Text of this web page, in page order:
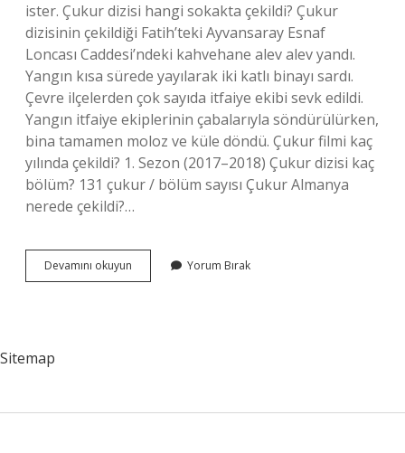
ister. Çukur dizisi hangi sokakta çekildi? Çukur
dizisinin çekildiği Fatih’teki Ayvansaray Esnaf
Loncası Caddesi’ndeki kahvehane alev alev yandı.
Yangın kısa sürede yayılarak iki katlı binayı sardı.
Çevre ilçelerden çok sayıda itfaiye ekibi sevk edildi.
Yangın itfaiye ekiplerinin çabalarıyla söndürülürken,
bina tamamen moloz ve küle döndü. Çukur filmi kaç
yılında çekildi? 1. Sezon (2017–2018) Çukur dizisi kaç
bölüm? 131 çukur / bölüm sayısı Çukur Almanya
nerede çekildi?…
Devamını okuyun
Almanyada
Yorum Bırak
Sitemap